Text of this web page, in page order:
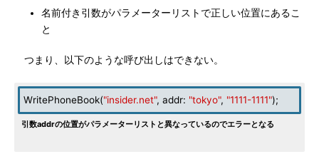
名前付き引数がパラメーターリストで正しい位置にあるこ
と
つまり、以下のような呼び出しはできない。
WritePhoneBook("insider.net", addr: "tokyo", "1111-1111");
引数addrの位置がパラメーターリストと異なっているのでエラーとなる